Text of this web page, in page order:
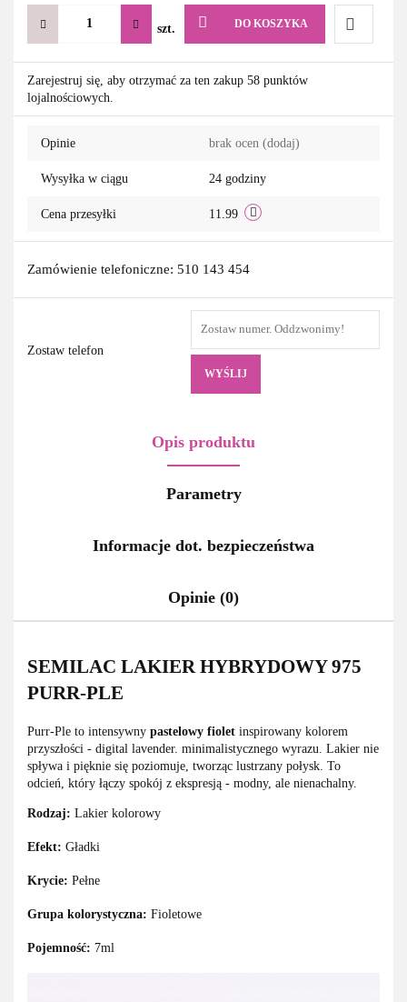
szt. DO KOSZYKA
Do
Zarejestruj się, aby otrzymać za ten zakup 58 punktów
lojalnościowych.
Opinie brak ocen (dodaj)
Wysyłka w ciągu 24 godziny
Cena przesyłki 11.99
Zamówienie telefoniczne: 510 143 454
Zostaw telefon
WYŚLIJ
Opis produktu
Parametry
Informacje dot. bezpieczeństwa
Opinie (0)
SEMILAC LAKIER HYBRYDOWY 975
PURR-PLE
Purr-Ple to intensywny pastelowy fiolet inspirowany kolorem
przyszłości - digital lavender. minimalistycznego wyrazu. Lakier nie
spływa i pięknie się poziomuje, tworząc lustrzany połysk. To
odcień, który łączy spokój z ekspresją - modny, ale nienachalny.
Rodzaj: Lakier kolorowy
Efekt: Gładki
Krycie: Pełne
Grupa kolorystyczna: Fioletowe
Pojemność: 7ml